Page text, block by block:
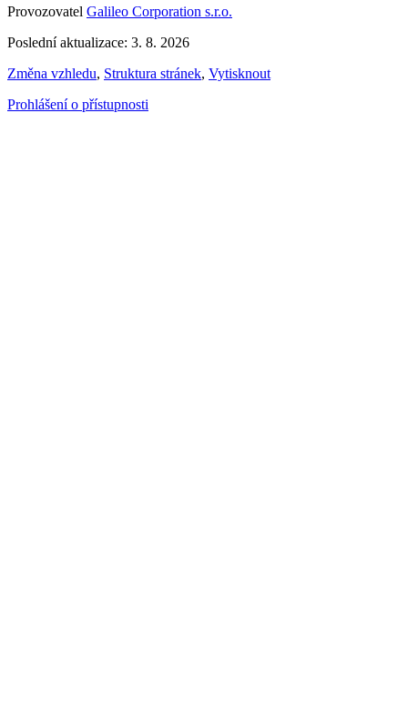
Provozovatel Galileo Corporation s.r.o.
Poslední aktualizace: 3. 8. 2026
Změna vzhledu, Struktura stránek, Vytisknout
Prohlášení o přístupnosti